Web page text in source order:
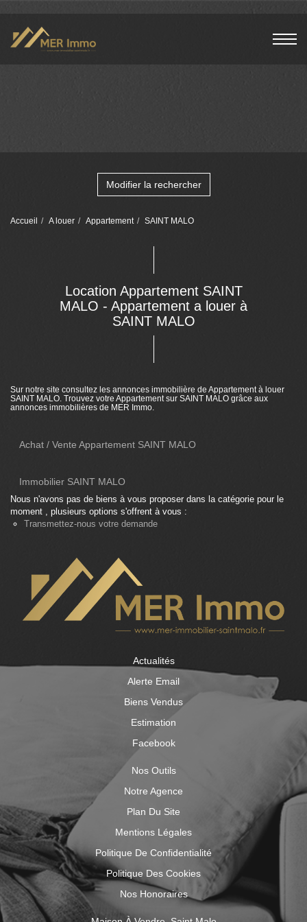
Modifier la rechercher
Accueil A louer Appartement SAINT MALO
Location Appartement SAINT
MALO - Appartement a louer à
SAINT MALO
Sur notre site consultez les annonces immobilière de Appartement à louer
SAINT MALO. Trouvez votre Appartement sur SAINT MALO grâce aux
annonces immobilières de MER Immo.
Achat / Vente Appartement SAINT MALO
Immobilier SAINT MALO
Nous n'avons pas de biens à vous proposer dans la catégorie pour le
moment , plusieurs options s'offrent à vous :
Transmettez-nous votre demande
Actualités
Alerte Email
Biens Vendus
Estimation
Facebook
Nos Outils
Notre Agence
Plan Du Site
Mentions Légales
Politique De Confidentialité
Politique Des Cookies
Nos Honoraires